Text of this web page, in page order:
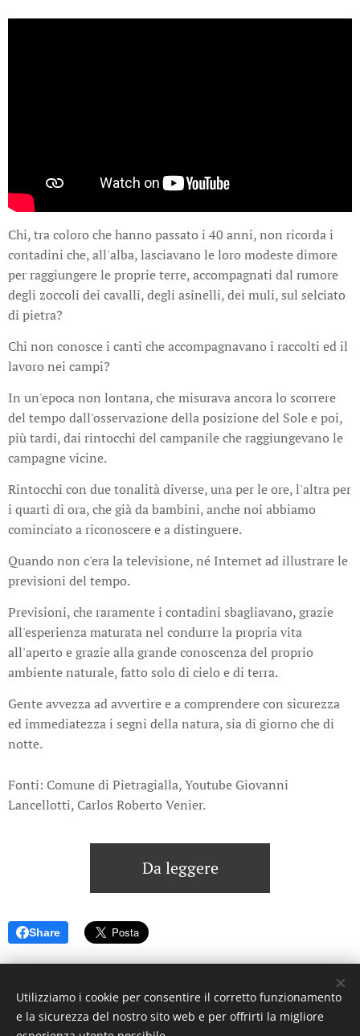
Chi, tra coloro che hanno passato i 40 anni, non ricorda i
contadini che, all'alba, lasciavano le loro modeste dimore
per raggiungere le proprie terre, accompagnati dal rumore
degli zoccoli dei cavalli, degli asinelli, dei muli, sul selciato
di pietra?
Chi non conosce i canti che accompagnavano i raccolti ed il
lavoro nei campi?
In un'epoca non lontana, che misurava ancora lo scorrere
del tempo dall'osservazione della posizione del Sole e poi,
più tardi, dai rintocchi del campanile che raggiungevano le
campagne vicine.
Rintocchi con due tonalità diverse, una per le ore, l'altra per
i quarti di ora, che già da bambini, anche noi abbiamo
cominciato a riconoscere e a distinguere.
Quando non c'era la televisione, né Internet ad illustrare le
previsioni del tempo.
Previsioni, che raramente i contadini sbagliavano, grazie
all'esperienza maturata nel condurre la propria vita
all'aperto e grazie alla grande conoscenza del proprio
ambiente naturale, fatto solo di cielo e di terra.
Gente avvezza ad avvertire e a comprendere con sicurezza
ed immediatezza i segni della natura, sia di giorno che di
notte.
Fonti: Comune di Pietragialla, Youtube Giovanni
Lancellotti, Carlos Roberto Venier.
Da leggere
Share
© 2023 Settimanale U Riggitanu. Tutti i diritti riservati.
Utilizziamo i cookie per consentire il corretto funzionamento
e la sicurezza del nostro sito web e per offrirti la migliore